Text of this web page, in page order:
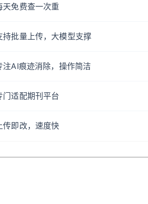
天免费查一次重
持批量上传，大模型支撑
注AI痕迹消除，操作简洁
门适配期刊平台
传即改，速度快